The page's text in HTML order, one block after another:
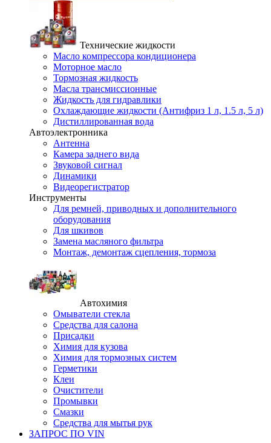
Технические жидкости
Масло компрессора кондиционера
Моторное масло
Тормозная жидкость
Масла трансмиссионные
Жидкость для гидравлики
Охлаждающие жидкости (Антифриз 1 л, 1.5 л, 5 л)
Дистиллированная вода
Автоэлектронника
Антенна
Камера заднего вида
Звуковой сигнал
Динамики
Видеорегистратор
Инструменты
Для ремней, приводных и дополнительного
оборудования
Для шкивов
Замена масляного фильтра
Монтаж, демонтаж сцепления, тормоза
Автохимия
Омыватели стекла
Средства для салона
Присадки
Химия для кузова
Химия для тормозных систем
Герметики
Клеи
Очистители
Промывки
Смазки
Средства для мытья рук
ЗАПРОС ПО VIN